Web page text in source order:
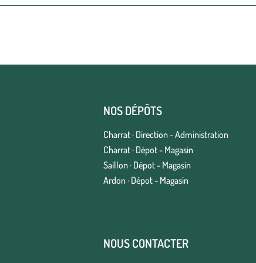
NOS DÉPÔTS
Charrat · Direction - Administration
Charrat · Dépot - Magasin
Saillon · Dépot - Magasin
Ardon · Dépot - Magasin
NOUS CONTACTER